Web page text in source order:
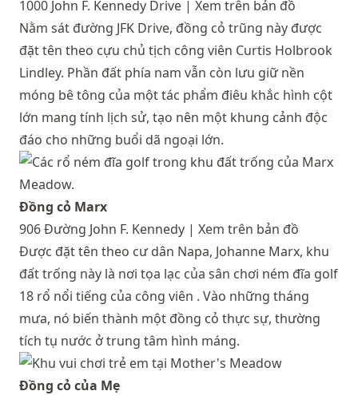
1000 John F. Kennedy Drive | Xem trên bản đồ
Nằm sát đường JFK Drive, đồng cỏ trũng này được
đặt tên theo cựu chủ tịch công viên Curtis Holbrook
Lindley. Phần đất phía nam vẫn còn lưu giữ nền
móng bê tông của một tác phẩm điêu khắc hình cột
lớn mang tính lịch sử, tạo nên một khung cảnh độc
đáo cho những buổi dã ngoại lớn.
Đồng cỏ Marx
906 Đường John F. Kennedy | Xem trên bản đồ
Được đặt tên theo cư dân Napa, Johanne Marx, khu
đất trống này là nơi tọa lạc của sân chơi ném đĩa golf
18 rổ nổi tiếng của công viên . Vào những tháng
mưa, nó biến thành một đồng cỏ thực sự, thường
tích tụ nước ở trung tâm hình máng.
Đồng cỏ của Mẹ